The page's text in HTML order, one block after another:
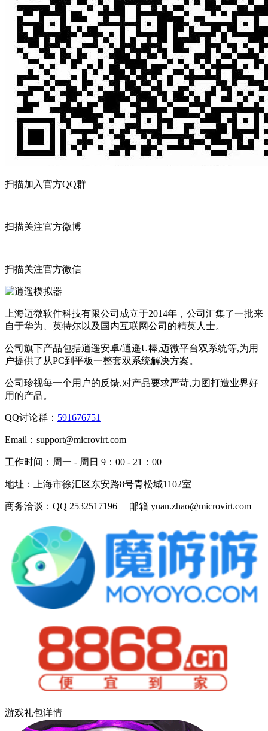
扫描加入官方QQ群
扫描关注官方微博
扫描关注官方微信
上海迈微软件科技有限公司成立于2014年，公司汇集了一批来
自于华为、英特尔以及国内互联网公司的精英人士。
公司旗下产品包括逍遥安卓/逍遥U棒,迈微平台双系统等,为用
户提供了从PC到平板一整套双系统解决方案。
公司珍视每一个用户的反馈,对产品要求严苛,力图打造业界好
用的产品。
QQ讨论群： 591676751
Email： support@microvirt.com
工作时间： 周一 - 周日 9：00 - 21：00
地址： 上海市徐汇区东安路8号青松城1102室
商务洽谈： QQ 2532517196 邮箱 yuan.zhao@microvirt.com
游戏礼包详情